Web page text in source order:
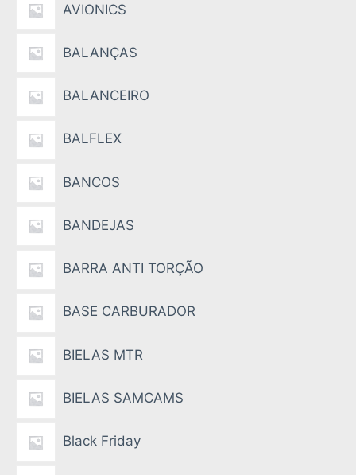
AVIONICS
BALANÇAS
BALANCEIRO
BALFLEX
BANCOS
BANDEJAS
BARRA ANTI TORÇÃO
BASE CARBURADOR
BIELAS MTR
BIELAS SAMCAMS
Black Friday